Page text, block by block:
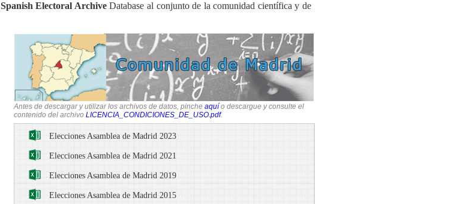
Spanish Electoral ArchiveDatabase al conjunto de la comunidad científica y de
Elecciones Asamblea de Madrid 2023
Elecciones Asamblea de Madrid 2021
Elecciones Asamblea de Madrid 2019
Elecciones Asamblea de Madrid 2015
Antes de descargar y utilizar los archivos de datos, pinche aquí o descargue y consulte el
contenido del archivo LICENCIA_CONDICIONES_DE_USO.pdf.